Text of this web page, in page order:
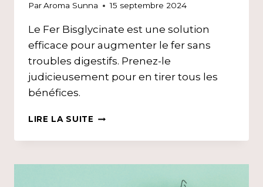
ParAroma Sunna 15 septembre 2024
Le Fer Bisglycinate est une solution
efficace pour augmenter le fer sans
troubles digestifs. Prenez-le
judicieusement pour en tirer tous les
bénéfices.
LIRE LA SUITE SE
EN
QUE